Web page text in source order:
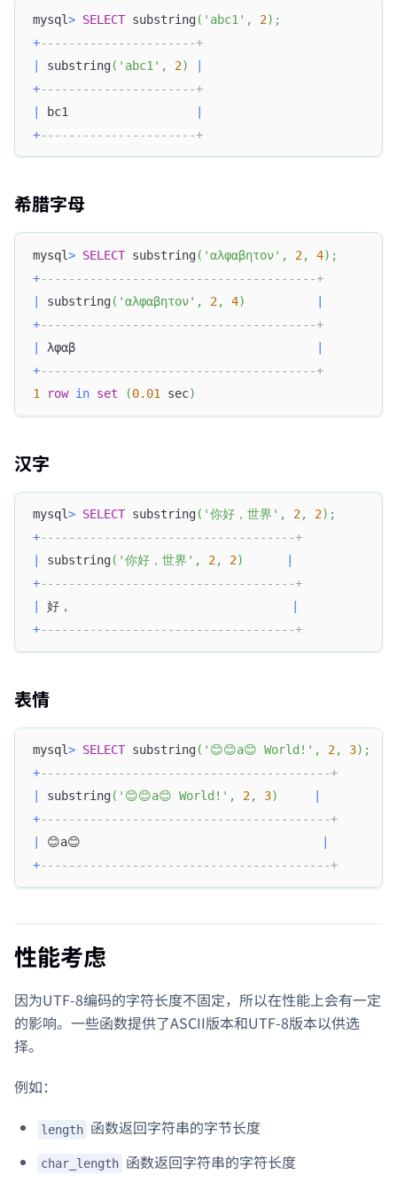
mysql> SELECT substring( 'abc1' , 2) ;
+----------------------+
substring( 'abc1' , 2)
+----------------------+
bc1
+----------------------+
希腊字母
mysql> SELECT substring( 'αλφαβητον' , 2, 4) ;
+---------------------------------------+
substring( 'αλφαβητον' , 2, 4)
+---------------------------------------+
λφαβ
+---------------------------------------+
1
row in set (0.01 sec)
汉字
mysql> SELECT substring( '你好，世界' , 2, 2) ;
+------------------------------------+
substring( '你好，世界' , 2, 2)
+------------------------------------+
好，
+------------------------------------+
表情
mysql> SELECT substring( '😊😊a😊 World!' , 2, 3) ;
+-----------------------------------------+
substring( '😊😊a😊 World!' , 2, 3)
+-----------------------------------------+
😊a😊
+-----------------------------------------+
性能考虑
因为UTF-8编码的字符长度不固定，所以在性能上会有一定
的影响。一些函数提供了ASCII版本和UTF-8版本以供选
择。
例如：
length 函数返回字符串的字节长度
char_length 函数返回字符串的字符长度